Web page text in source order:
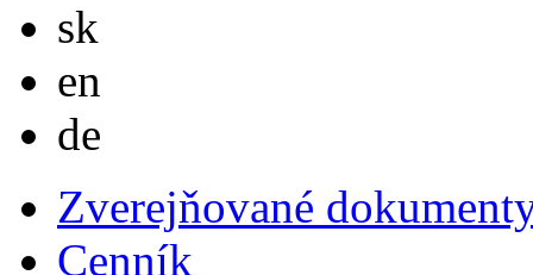
sk
en
de
Zverejňované
Cenník